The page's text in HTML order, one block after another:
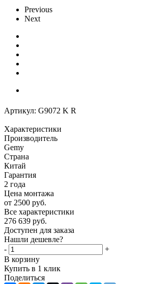
Previous
Next
Артикул: G9072 K R
Характеристики
Производитель
Gemy
Страна
Китай
Гарантия
2 года
Цена монтажа
от 2500 руб.
Все характеристики
276 639 руб.
Доступен для заказа
Нашли дешевле?
-
+
В корзину
Купить в 1 клик
Поделиться